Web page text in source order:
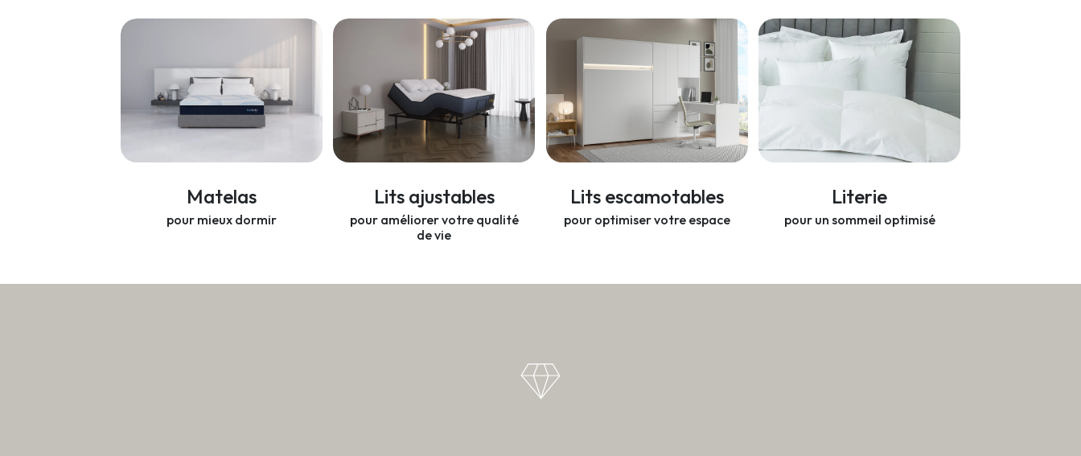
Matelas
pour mieux dormir
Lits ajustables
pour améliorer votre qualité
de vie
Lits escamotables
pour optimiser votre espace
Literie
pour un sommeil optimisé